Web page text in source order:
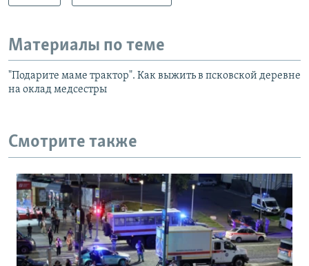
Материалы по теме
"Подарите маме трактор". Как выжить в псковской деревне
на оклад медсестры
Смотрите также